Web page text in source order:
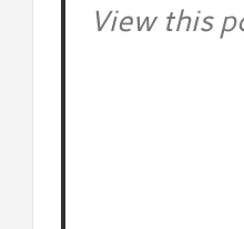
View this